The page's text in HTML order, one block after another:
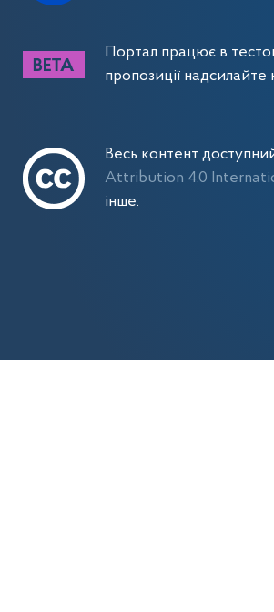
Портал працює в
пропозиції надсилайте
Весь контент
Attribution 4.0
інше.